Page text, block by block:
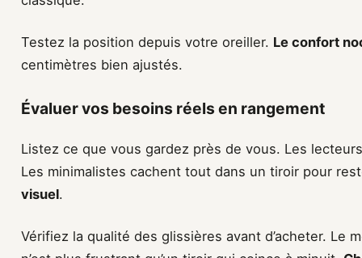
Testez la position depuis votre oreiller. Le confort
centimètres bien ajustés.
Évaluer vos besoins réels en rangement
Listez ce que vous gardez près de vous. Les
Les minimalistes cachent tout dans un tiroir pour
visuel.
Vérifiez la qualité des glissières avant d’acheter. Le